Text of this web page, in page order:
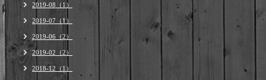
2019-08（1）
2019-07（1）
2019-06（2）
2019-02（2）
2018-12（1）